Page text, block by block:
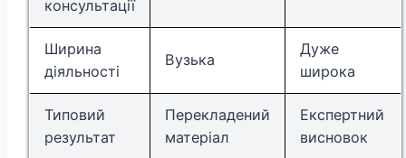
консультації
Ширина
діяльності
Вузька
Дуже
широка
Типовий
результат
Перекладений
матеріал
Експертний
висновок